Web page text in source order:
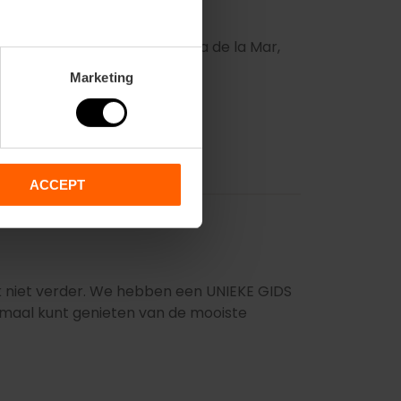
Marketing
ACCEPT
de hipste sfeer bij La Casa de la Mar,
verder. We hebben een UNIEKE GIDS
kunt genieten van de mooiste